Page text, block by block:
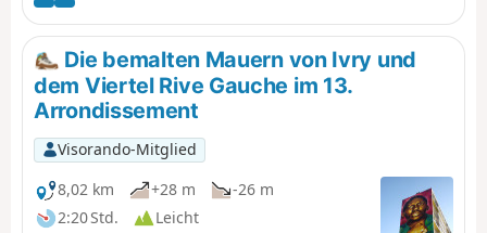
Die bemalten Mauern von Ivry und
dem Viertel Rive Gauche im 13.
Arrondissement
Visorando-Mitglied
8,02 km
+28 m
-26 m
2:20 Std.
Leicht